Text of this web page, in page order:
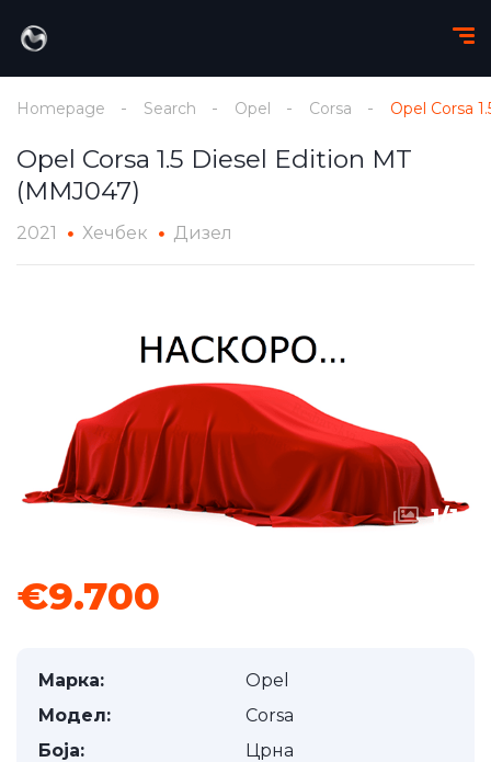
Homepage Search Opel Corsa Opel Corsa
Opel Corsa 1.5 Diesel Edition MT
(MMJ047)
2021 Хечбек Дизел
1/1
€9.700
Марка:
Opel
Модел:
Corsa
Боја:
Црна